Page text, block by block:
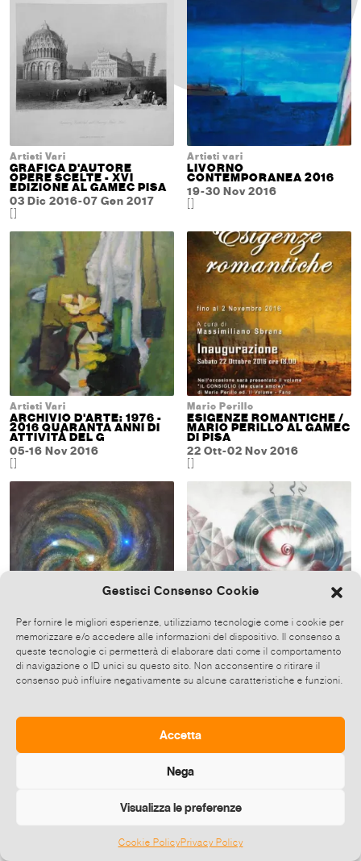
Gestisci Consenso Cookie
Per fornire le migliori esperienze, utilizziamo tecnologie come i cookie per
memorizzare e/o accedere alle informazioni del dispositivo. Il consenso a
queste tecnologie ci permetterà di elaborare dati come il comportamento
di navigazione o ID unici su questo sito. Non acconsentire o ritirare il
consenso può influire negativamente su alcune caratteristiche e funzioni.
Accetta
Nega
Visualizza le preferenze
Cookie PolicyPrivacy Policy
Artisti Vari
GRAFICA D'AUTORE
OPERE SCELTE - XVI
EDIZIONE AL GAMEC PISA
03 Dic 2016-07 Gen 2017
[]
Artisti vari
LIVORNO
CONTEMPORANEA 2016
19-30 Nov 2016
[]
Artisti Vari
ARCHIVIO D'ARTE: 1976 -
2016 QUARANTA ANNI DI
ATTIVITÀ DEL G
05-16 Nov 2016
[]
Mario Perillo
ESIGENZE ROMANTICHE /
MARIO PERILLO AL GAMEC
DI PISA
22 Ott-02 Nov 2016
[]
Anna Paglia
LO ZODIACO L'UNIVERSO
SURRAZIONALE DI ANNA
PAGLIA
Jana Zanoskar
FORMA, SEGNO E COLORE
/ JANA ZANOSKAR
1 2 »
©2026 E-zine